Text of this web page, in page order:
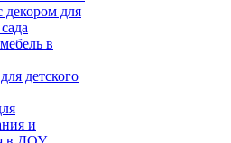
декором для
в
детского
и